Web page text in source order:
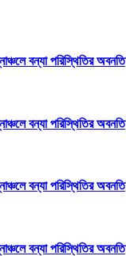
বন্যা পরিস্থিতির অবনতি
বন্যা পরিস্থিতির অবনতি
বন্যা পরিস্থিতির অবনতি
বন্যা পরিস্থিতির অবনতি